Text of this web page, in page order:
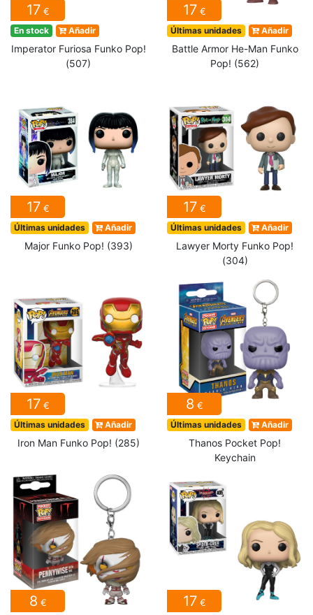
17 €
En stock Añadir
Imperator Furiosa Funko Pop!
(507)
17 €
Últimas unidades Añadir
Battle Armor He-Man Funko
Pop! (562)
17 €
Últimas unidades Añadir
Major Funko Pop! (393)
17 €
Últimas unidades Añadir
Lawyer Morty Funko Pop!
(304)
17 €
Últimas unidades Añadir
Iron Man Funko Pop! (285)
8 €
Últimas unidades Añadir
Thanos Pocket Pop!
Keychain
8 € 17 €